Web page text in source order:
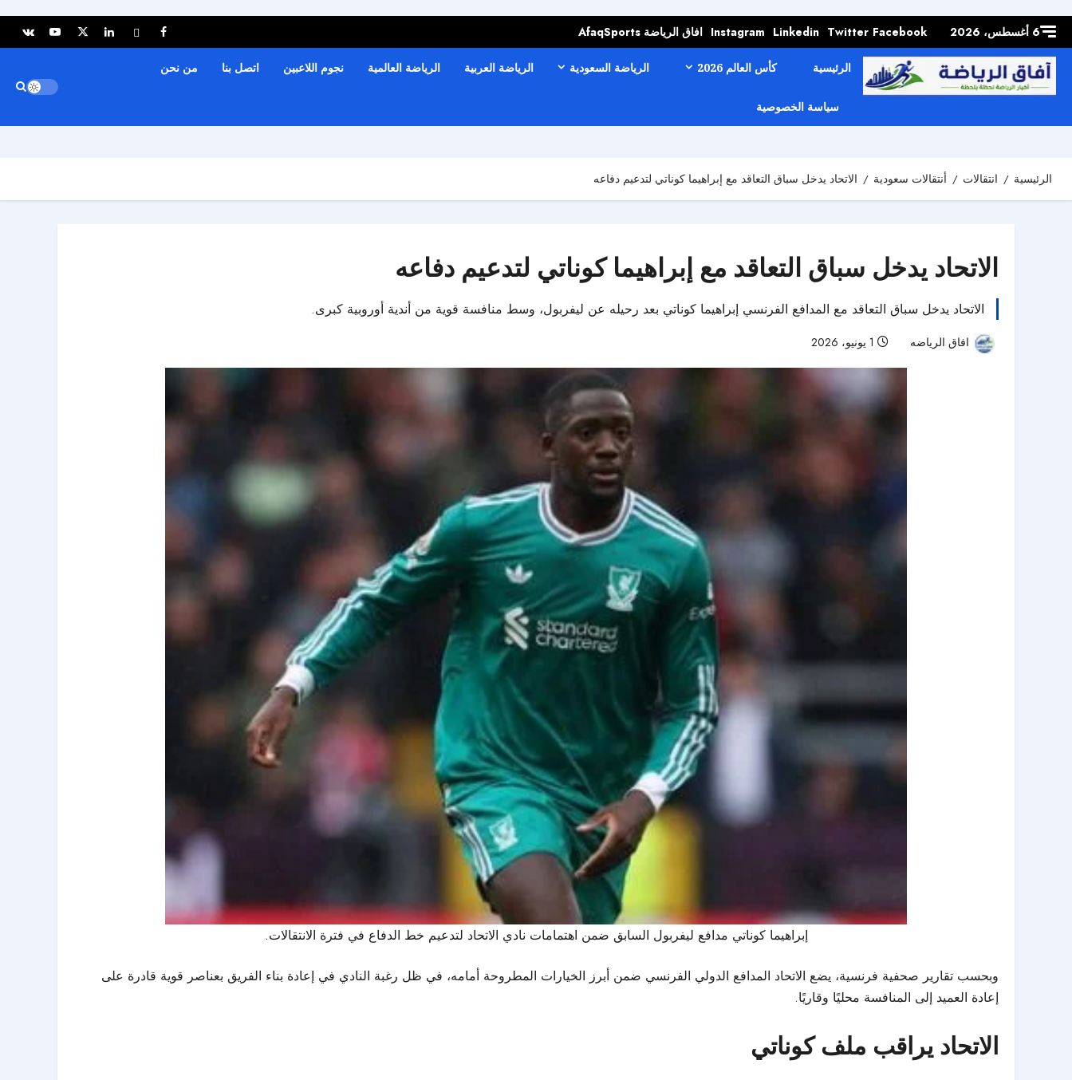
content6 أغسطس، 2026 Facebook
Twitter
Linkedin
Instagram افاق الرياضة AfaqSports
الرئيسية كأس العالم 2026 الرياضة السعودية الرياضة العربية الرياضة العالمية نجوم اللاعبين اتصل بنا من نحن
سياسة الخصوصية
الرئيسية انتقالات أنتقالات سعودية الاتحاد يدخل سباق التعاقد مع إبراهيما كوناتي لتدعيم دفاعه
الاتحاد يدخل سباق التعاقد مع إبراهيما كوناتي لتدعيم دفاعه
الاتحاد يدخل سباق التعاقد مع المدافع الفرنسي إبراهيما كوناتي بعد رحيله عن ليفربول، وسط منافسة قوية من أندية أوروبية كبرى.
افاق الرياضه
إبراهيما كوناتي مدافع ليفربول السابق ضمن اهتمامات نادي الاتحاد لتدعيم خط الدفاع في فترة الانتقالات.
وبحسب تقارير صحفية فرنسية، يضع الاتحاد المدافع الدولي الفرنسي ضمن أبرز الخيارات المطروحة أمامه، في ظل رغبة النادي في إعادة بناء الفريق بعناصر قوية قادرة على
إعادة العميد إلى المنافسة محليًا وقاريًا.
الاتحاد يراقب ملف كوناتي